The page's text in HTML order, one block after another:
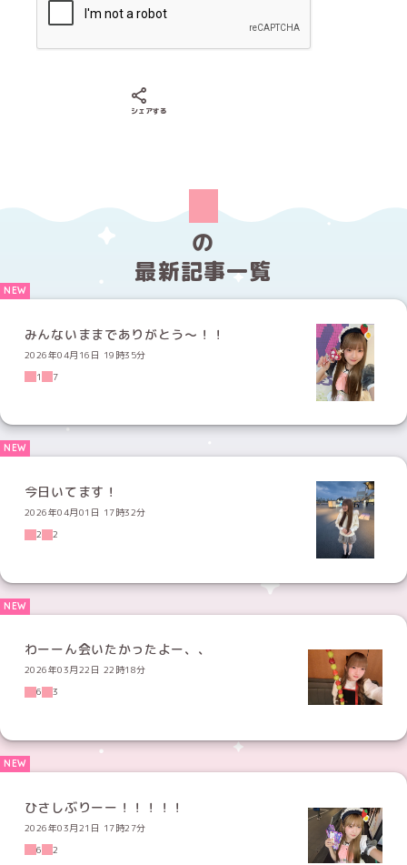
シェアする
の
最新記事一覧
みんないままでありがとう〜！！
2026年04月16日 19時35分
1
7
今日いてます！
2026年04月01日 17時32分
2
2
わーーん会いたかったよー、、
2026年03月22日 22時18分
6
3
ひさしぶりーー！！！！！
2026年03月21日 17時27分
6
2